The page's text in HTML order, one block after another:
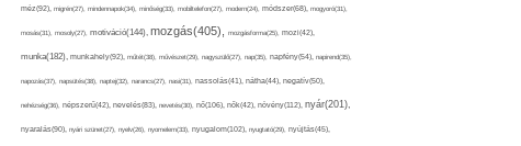
méz(92), migrén(27), mindennapok(34), minőség(33), mobiltelefon(27), modern(24), módszer(68), mogyoró(31),
mosás(31), mosoly(27), motiváció(144), mozgás(405), mozgásforma(25), mozi(42),
munka(182), munkahely(92), műtét(38), művészet(29), nagyszülő(27), nap(35), napfény(54), napirend(35),
napozás(37), napsütés(38), naptej(32), narancs(27), nasi(31), nassolás(41), nátha(44), negatív(50),
nehézség(36), népszerű(42), nevelés(83), nevetés(30), nő(106), nők(42), növény(112), nyár(201),
nyaralás(90), nyári szünet(27), nyelv(26), nyomelem(33), nyugalom(102), nyugtató(29), nyújtás(45),